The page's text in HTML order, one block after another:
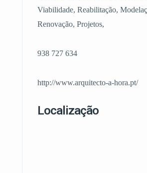
Viabilidade, Reabilitação,
Renovação, Projetos,
938 727 634
http://www.arquitecto-a-hora.pt/
Localização